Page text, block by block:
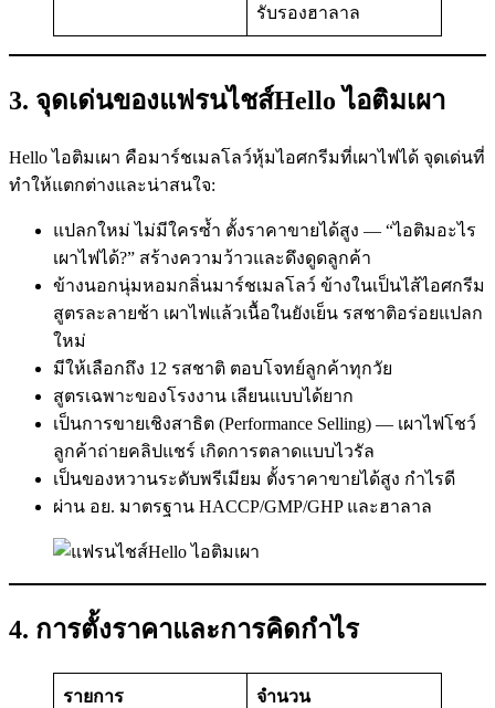
รับรองฮาลาล
3. จุดเด่นของแฟรนไชส์Hello ไอติมเผา
Hello ไอติมเผา คือมาร์ชเมลโลว์หุ้มไอศกรีมที่เผาไฟได้ จุดเด่นที่
ทำให้แตกต่างและน่าสนใจ:
แปลกใหม่ ไม่มีใครซ้ำ ตั้งราคาขายได้สูง — “ไอติมอะไร
เผาไฟได้?” สร้างความว้าวและดึงดูดลูกค้า
ข้างนอกนุ่มหอมกลิ่นมาร์ชเมลโลว์ ข้างในเป็นไส้ไอศกรีม
สูตรละลายช้า เผาไฟแล้วเนื้อในยังเย็น รสชาติอร่อยแปลก
ใหม่
มีให้เลือกถึง 12 รสชาติ ตอบโจทย์ลูกค้าทุกวัย
สูตรเฉพาะของโรงงาน เลียนแบบได้ยาก
เป็นการขายเชิงสาธิต (Performance Selling) — เผาไฟโชว์
ลูกค้าถ่ายคลิปแชร์ เกิดการตลาดแบบไวรัล
เป็นของหวานระดับพรีเมียม ตั้งราคาขายได้สูง กำไรดี
ผ่าน อย. มาตรฐาน HACCP/GMP/GHP และฮาลาล
4. การตั้งราคาและการคิดกำไร
รายการ จำนวน